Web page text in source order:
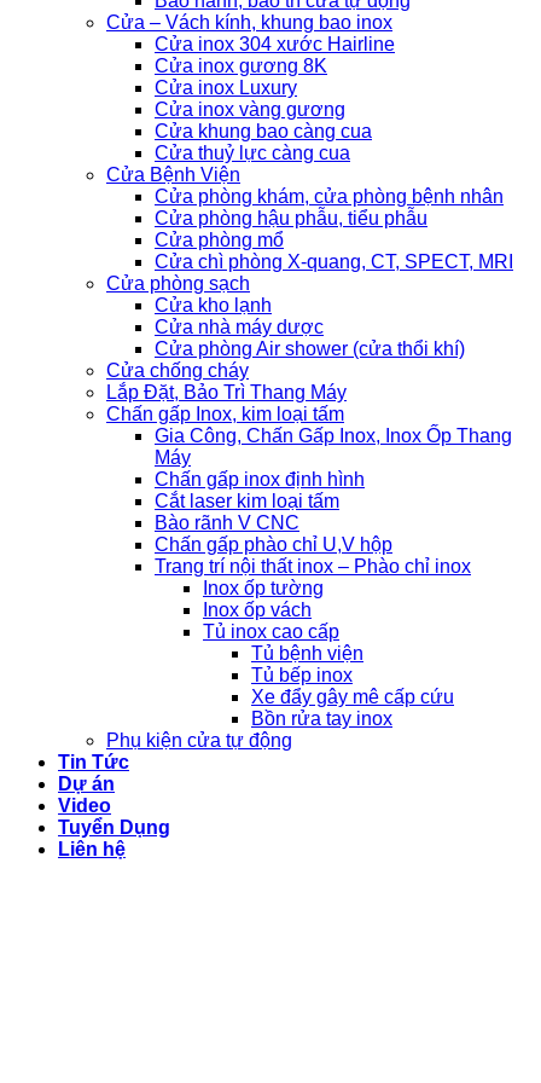
Cửa – Vách kính, khung bao inox
Cửa inox 304 xước Hairline
Cửa inox gương 8K
Cửa inox Luxury
Cửa inox vàng gương
Cửa khung bao càng cua
Cửa thuỷ lực càng cua
Cửa Bệnh Viện
Cửa phòng khám, cửa phòng bệnh nhân
Cửa phòng hậu phẫu, tiểu phẫu
Cửa phòng mổ
Cửa chì phòng X-quang, CT, SPECT, MRI
Cửa phòng sạch
Cửa kho lạnh
Cửa nhà máy dược
Cửa phòng Air shower (cửa thổi khí)
Cửa chống cháy
Lắp Đặt, Bảo Trì Thang Máy
Chấn gấp Inox, kim loại tấm
Gia Công, Chấn Gấp Inox, Inox Ốp Thang
Máy
Chấn gấp inox định hình
Cắt laser kim loại tấm
Bào rãnh V CNC
Chấn gấp phào chỉ U,V hộp
Trang trí nội thất inox – Phào chỉ inox
Inox ốp tường
Inox ốp vách
Tủ inox cao cấp
Tủ bệnh viện
Tủ bếp inox
Xe đẩy gây mê cấp cứu
Bồn rửa tay inox
Phụ kiện cửa tự động
Tin Tức
Dự án
Video
Tuyển Dụng
Liên hệ